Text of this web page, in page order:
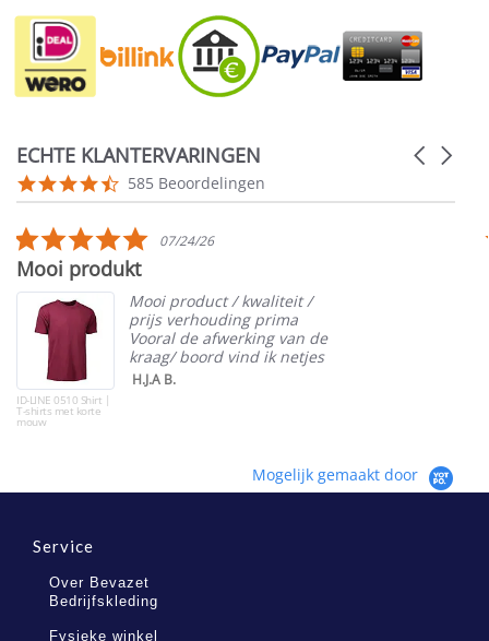
ECHTE KLANTERVARINGEN
Reviews
carousel
Carousel
4.5
star
585 Beoordelingen
5.0
star
07/24/26
Mooi produkt
ID-LINE 0510 Shirt |
T-shirts met korte
mouw
Mooi product / kwaliteit /
prijs verhouding prima
Vooral de afwerking van de
kraag/ boord vind ik netjes
H.J.A B.
Mogelijk gemaakt door
Service
Over Bevazet
Bedrijfskleding
Fysieke winkel